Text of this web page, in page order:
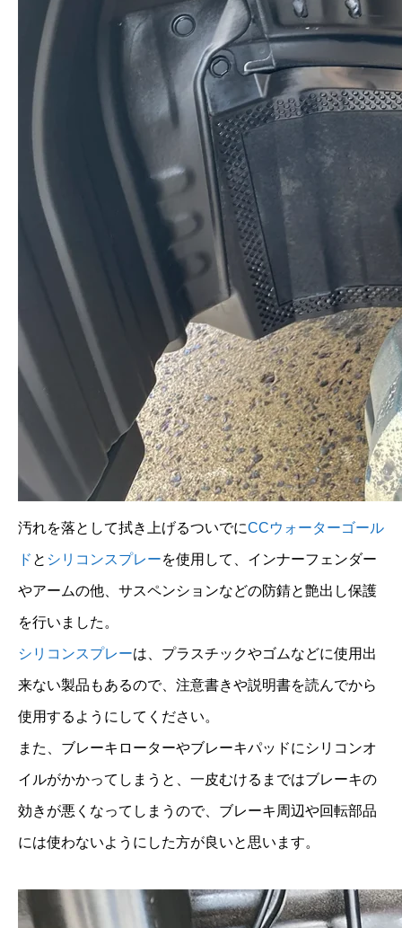
汚れを落として拭き上げるついでにCCウォーターゴール
ド と シリコンスプレーを使用して、インナーフェンダー
やアームの他、サスペンションなどの防錆と艶出し保護
を行いました。
シリコンスプレーは、プラスチックやゴムなどに使用出
来ない製品もあるので、注意書きや説明書を読んでから
使用するようにしてください。
また、ブレーキローターやブレーキパッドにシリコンオ
イルがかかってしまうと、一皮むけるまではブレーキの
効きが悪くなってしまうので、ブレーキ周辺や回転部品
には使わないようにした方が良いと思います。